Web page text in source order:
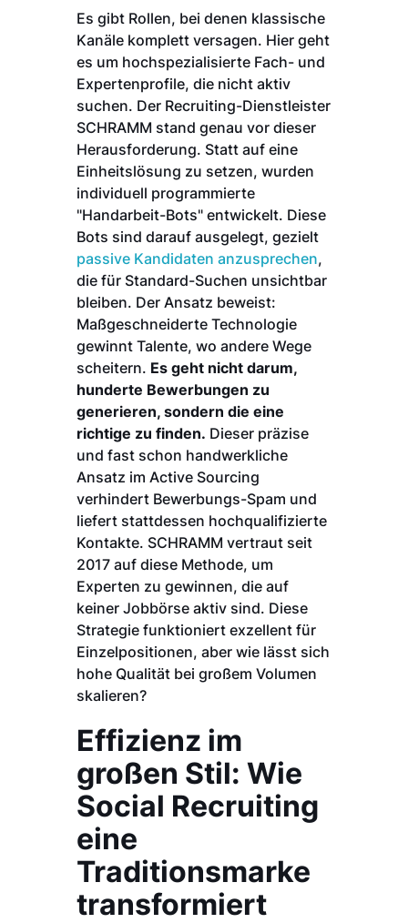
Es gibt Rollen, bei denen klassische
Kanäle komplett versagen. Hier geht
es um hochspezialisierte Fach- und
Expertenprofile, die nicht aktiv
suchen. Der Recruiting-Dienstleister
SCHRAMM stand genau vor dieser
Herausforderung. Statt auf eine
Einheitslösung zu setzen, wurden
individuell programmierte
"Handarbeit-Bots" entwickelt. Diese
Bots sind darauf ausgelegt, gezielt
passive Kandidaten anzusprechen,
die für Standard-Suchen unsichtbar
bleiben. Der Ansatz beweist:
Maßgeschneiderte Technologie
gewinnt Talente, wo andere Wege
scheitern. Es geht nicht darum,
hunderte Bewerbungen zu
generieren, sondern die eine
richtige zu finden. Dieser präzise
und fast schon handwerkliche
Ansatz im Active Sourcing
verhindert Bewerbungs-Spam und
liefert stattdessen hochqualifizierte
Kontakte. SCHRAMM vertraut seit
2017 auf diese Methode, um
Experten zu gewinnen, die auf
keiner Jobbörse aktiv sind. Diese
Strategie funktioniert exzellent für
Einzelpositionen, aber wie lässt sich
hohe Qualität bei großem Volumen
skalieren?
Effizienz im
großen Stil: Wie
Social Recruiting
eine
Traditionsmarke
transformiert